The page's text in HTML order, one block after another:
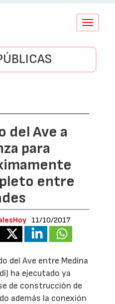
Conmutar
del Ave a
para
entre
11/10/2017
del Ave entre Medina
ha ejecutado ya
de construcción de
además la conexión